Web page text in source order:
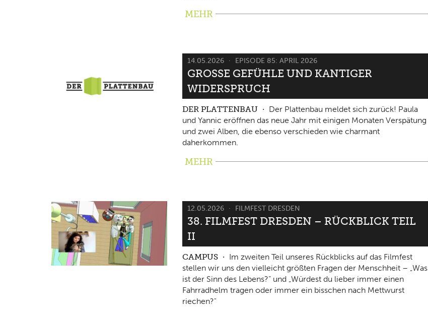
MEHR
14.05.2026 EPISODE 85: APRIL 2026
GROSSE GEFÜHLE UND KANTIGER W
IDERSPRUCH
DER PLATTENBAU
Der Plattenbau meldet sich zurück! Paula
und Yannic eröffnen das neue Jahr mit einigen Monaten Verspätung
und zwei Alben, die ebenso verschieden wie charmant
daherkommen.
MEHR
12.05.2026 FILMFEST DRESDEN
38. FILMFEST DRESDEN – RÜCKBLICK TEIL
II
CAMPUS
Im zweiten Teil unseres Rückblicks auf das Filmfest
stellen wir uns den vielleicht größten Fragen der Menschheit – „Was
ist der Sinn des Lebens?“ und „Würdest du lieber immer einen
Fahrradhelm tragen oder immer ein bisschen nach Mettwurst
riechen?"